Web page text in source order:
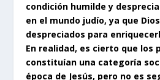
condición humilde y
en el mundo judío, ya que
despreciados para
En realidad, es cierto que los
constituían una categoría
época de Jesús, pero no es